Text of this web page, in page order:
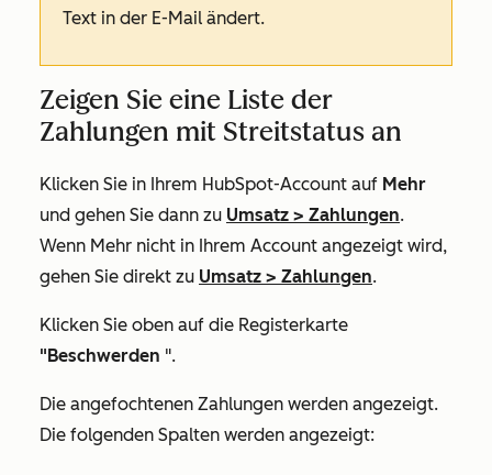
Text in der E-Mail ändert.
Zeigen Sie eine Liste der
Zahlungen mit Streitstatus an
Klicken Sie in Ihrem HubSpot-Account auf Mehr
und gehen Sie dann zu Umsatz > Zahlungen.
Wenn Mehr nicht in Ihrem Account angezeigt wird,
gehen Sie direkt zu Umsatz > Zahlungen.
Klicken Sie oben auf die Registerkarte
"Beschwerden ".
Die angefochtenen Zahlungen werden angezeigt.
Die folgenden Spalten werden angezeigt: